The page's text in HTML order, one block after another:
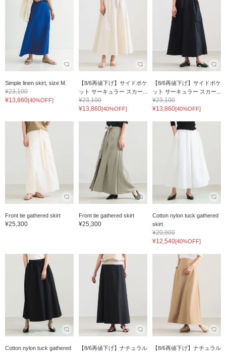
Simple linen skirt, size M.
¥23,100
¥13,860[40%OFF]
【8/6再値下げ】サイドポケ
ット サーキュラー スカー...
¥23,100
¥13,860[40%OFF]
【8/6再値下げ】サイドポケ
ット サーキュラー スカー...
¥23,100
¥13,860[40%OFF]
Front tie gathered skirt
¥25,300
Front tie gathered skirt
¥25,300
Cotton nylon tuck gathered
skirt
¥20,900
¥12,540[40%OFF]
Cotton nylon tuck gathered
【8/6再値下げ】ナチュラル
【8/6再値下げ】ナチュラル